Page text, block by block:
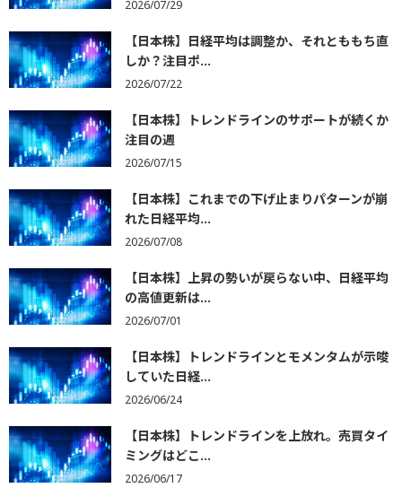
2026/07/29
【日本株】日経平均は調整か、それとももち直
しか？注目ポ...
2026/07/22
【日本株】トレンドラインのサポートが続くか
注目の週
2026/07/15
【日本株】これまでの下げ止まりパターンが崩
れた日経平均...
2026/07/08
【日本株】上昇の勢いが戻らない中、日経平均
の高値更新は...
2026/07/01
【日本株】トレンドラインとモメンタムが示唆
していた日経...
2026/06/24
【日本株】トレンドラインを上放れ。売買タイ
ミングはどこ...
2026/06/17